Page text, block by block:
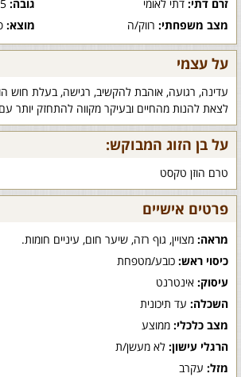
זרם דתי: דתי לאומי גובה:165 ס"מ
מצב משפחתי: רווק/ה מוצא:
על עצמי
עדינה, רגועה, אוהבת להקשיב, רגישה, בעלת חוש
לצאת להנות מהחיים ובעיקר מקווה להתחזק יותר
על בן הזוג המבוקש:
טרם הוזן טקסט
פרטים אישיים
מראה: מצויין, גוף רזה, שיער חום, עיניים חומות.
כיסוי ראש: כובע/מטפחת
עיסוק: אינטרנט
השכלה: עד תיכונית
מצב כלכלי: ממוצע
הרגלי עישון: לא מעשן/ת
מזל: עקרב